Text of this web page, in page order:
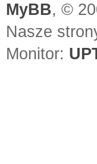
MyBB, ©
Nasze
Monitor: